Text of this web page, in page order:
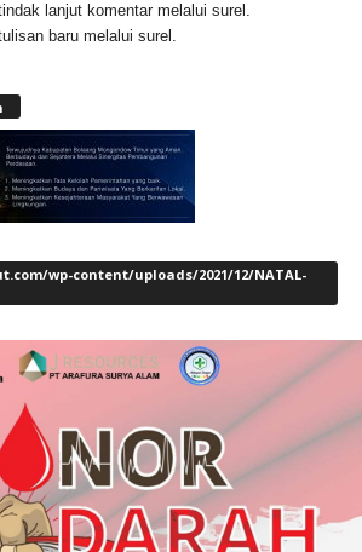
lanjut komentar melalui surel.
baru melalui surel.
wp-content/uploads/2021/12/NATAL-